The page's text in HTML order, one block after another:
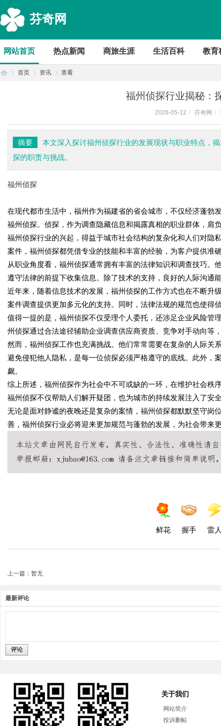
芬奇网
网站首页 热点新闻 商旅生涯 生活百科 教育
首页 资讯 查看
福州侦探行业揭秘：
2026-05-12 / 芬奇网 /
摘要
本文深入探讨福州侦探行业的发展现状与职业特点，
探的职责与挑战。
福州侦探
在现代都市生活中，福州作为福建省的省会城市，不仅经济蓬
福州侦探。侦探，作为调查隐藏信息和揭露真相的职业群体，肩
福州侦探行业的兴起，得益于城市社会结构的复杂化和人们对隐
案件，福州侦探都凭借专业的技能和丰富的经验，为客户提供准
从职业角度看，福州侦探通常拥有丰富的法律知识和调查技巧
遵守法律的前提下收集信息。除了技术的支持，良好的人际沟通
近年来，随着信息技术的发展，福州侦探的工作方式也在不断升
案件调查提供更加多元化的支持。同时，法律法规的规范也使得
值得一提的是，福州侦探不仅受理个人委托，还涉足企业风险管
州侦探通过合法途径辅助企业调查供应商资质、竞争对手动向等
然而，福州侦探工作也充满挑战。他们常常需要在复杂的人际关
避免侵犯他人隐私，是每一位侦探必须严格遵守的底线。此外，
觑。
综上所述，福州侦探作为社会中不可或缺的一环，在维护社会秩
福州侦探不仅帮助人们解开疑团，也为城市的持续发展注入了安
无论是面对静谧的夜晚还是复杂的案情，福州侦探都默默坚守岗
善，福州侦探行业必将迎来更加规范与蓬勃的发展，为社会带来
鲜花 握手 雷
上一篇：暂无
最新评论
评论
关于我们
网站简介
投诉删帖